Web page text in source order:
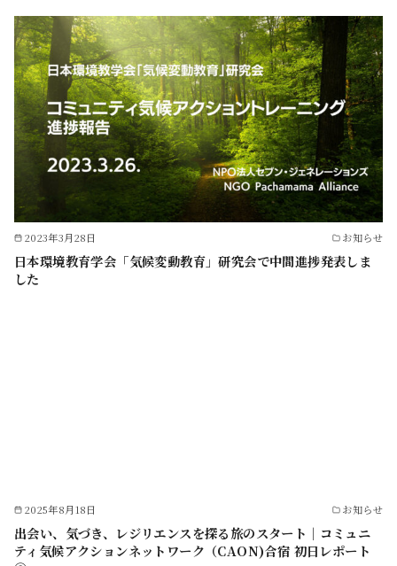
2023年3月28日 お知らせ
日本環境教育学会「気候変動教育」研究会で中間進捗発表しま
した
2025年8月18日 お知らせ
出会い、気づき、レジリエンスを探る旅のスタート｜コミュニ
ティ気候アクションネットワーク（CAON)合宿 初日レポート